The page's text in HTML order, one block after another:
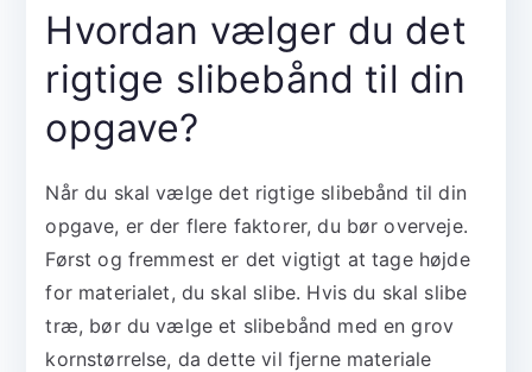
Hvordan vælger du det
rigtige slibebånd til din
opgave?
Når du skal vælge det rigtige slibebånd til din
opgave, er der flere faktorer, du bør overveje.
Først og fremmest er det vigtigt at tage højde
for materialet, du skal slibe. Hvis du skal slibe
træ, bør du vælge et slibebånd med en grov
kornstørrelse, da dette vil fjerne materiale